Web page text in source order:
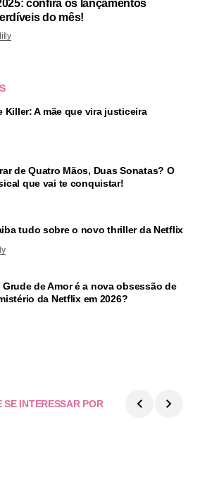
confira os lançamentos
do mês!
Killer: A mãe que vira justiceira
de Quatro Mãos, Duas Sonatas? O
que vai te conquistar!
tudo sobre o novo thriller da Netflix
Grude de Amor é a nova obsessão de
da Netflix em 2026?
INTERESSAR POR